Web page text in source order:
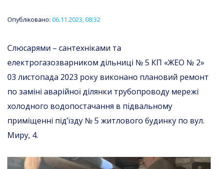
Опубліковано: 06.11.2023, 08:32
Слюсарями – сантехніками та
електрогазозварником дільниці № 5 КП «ЖЕО № 2»
03 листопада 2023 року виконано плановий ремонт
по заміні аварійної ділянки трубопроводу мережі
холодного водопостачання в підвальному
приміщенні під’їзду № 5 житлового будинку по вул.
Миру, 4.